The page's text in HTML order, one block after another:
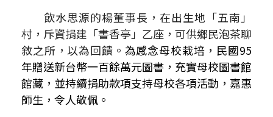
飲水思源的楊董事長，在出生地「五南」
村，斥資捐建「書香亭」乙座，可供鄉民泡茶聊
敘之所，以為回饋 。 為感念母校栽培，民國95
年贈送新台幣一百餘萬元圖書，充實母校圖書館
館藏，並持續捐助款項支持母校各項活動，嘉惠
師生，令人敬佩。